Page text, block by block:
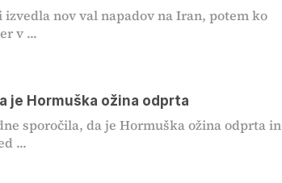
nov val napadov na Iran, potem ko
v ...
je Hormuška ožina odprta
sporočila, da je Hormuška ožina odprta in
...